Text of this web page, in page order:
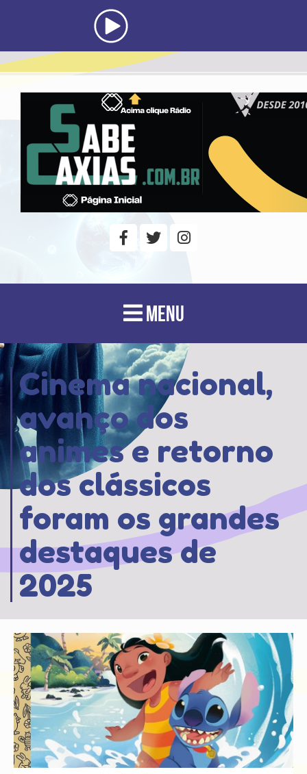
MENU
Cinema nacional,
avanço dos
animes e retorno
dos clássicos
foram os grandes
destaques de
2025